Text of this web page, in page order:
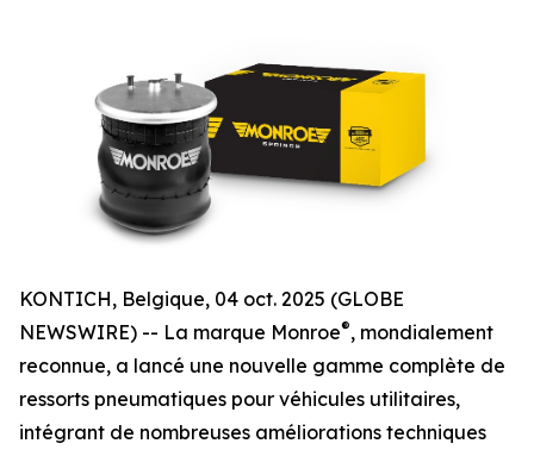
KONTICH, Belgique, 04 oct. 2025 (GLOBE
NEWSWIRE) -- La marque Monroe®, mondialement
reconnue, a lancé une nouvelle gamme complète de
ressorts pneumatiques pour véhicules utilitaires,
intégrant de nombreuses améliorations techniques